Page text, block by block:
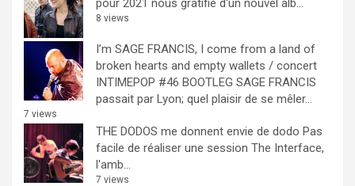
pour 2021 nous gratifie d'un nouvel alb...
8 views
I’m SAGE FRANCIS, I come from a land of
broken hearts and empty wallets / concert
INTIMEPOP #46 BOOTLEG SAGE FRANCIS
passait par Lyon; quel plaisir de se mêler...
7 views
THE DODOS me donnent envie de dodo Pas
facile de réaliser une session The Interface,
l'amb...
7 views